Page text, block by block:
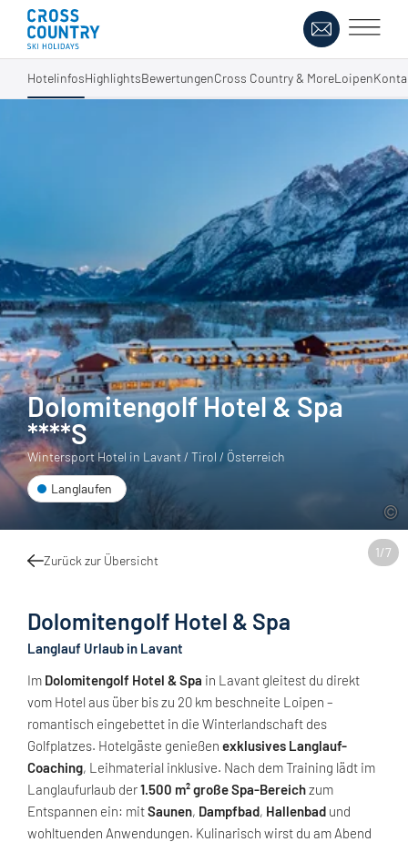
HotelinfosHighlightsBewertungenCross Country & MoreLoipen
1/7
Dolomitengolf Hotel & Spa
****S
Wintersport Hotel in Lavant / Tirol / Österreich
Langlaufen
Zurück zur Übersicht
Dolomitengolf Hotel & Spa
Langlauf Urlaub in Lavant
Im Dolomitengolf Hotel & Spa in Lavant gleitest du direkt
vom Hotel aus über bis zu 20 km beschneite Loipen –
romantisch eingebettet in die Winterlandschaft des
Golfplatzes. Hotelgäste genießen exklusives Langlauf-
Coaching, Leihmaterial inklusive. Nach dem Training lädt im
Langlaufurlaub der1.500 m² große Spa-Bereichzum
Entspannen ein: mitSaunen, Dampfbad, Hallenbad und
wohltuenden Anwendungen. Kulinarisch wirst du am Abend